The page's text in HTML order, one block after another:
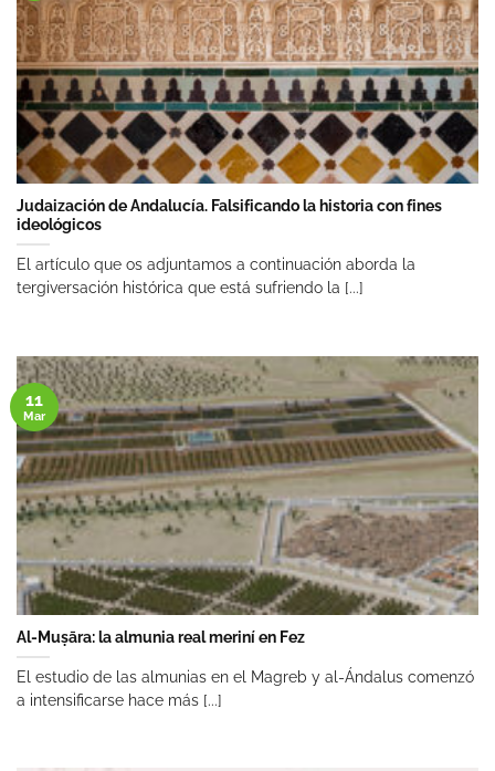
Judaización de Andalucía. Falsificando la historia con fines
ideológicos
El artículo que os adjuntamos a continuación aborda la
tergiversación histórica que está sufriendo la [...]
Al-Muṣāra: la almunia real meriní en Fez
El estudio de las almunias en el Magreb y al-Ándalus comenzó
a intensificarse hace más [...]
11
Mar